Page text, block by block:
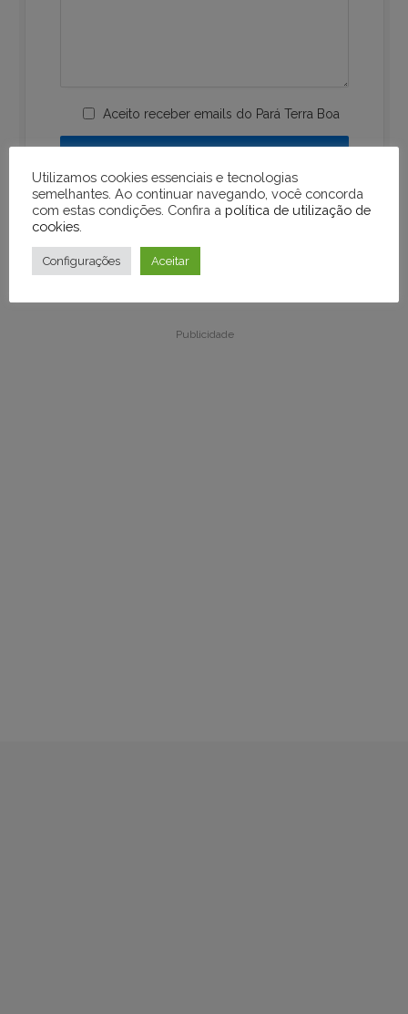
Aceito receber emails do Pará Terra Boa
Publicidade
Publicidade
Utilizamos cookies essenciais e tecnologias
semelhantes. Ao continuar navegando, você concorda
com estas condições. Confira a política de utilização de
cookies
Configurações Aceitar